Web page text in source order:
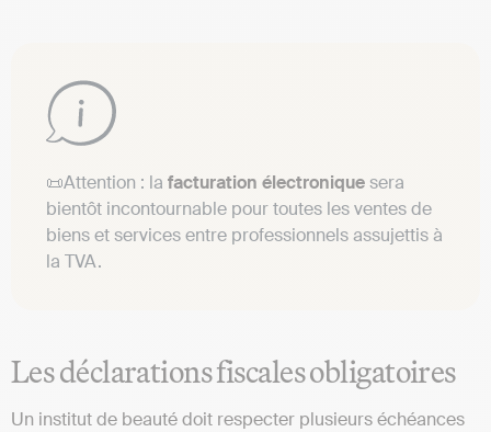
📜Attention : la facturation électroniquesera
bientôt incontournable pour toutes les ventes de
biens et services entre professionnels assujettis à
la TVA.
Les déclarations fiscales obligatoires
Un institut de beauté doit respecter plusieurs échéances